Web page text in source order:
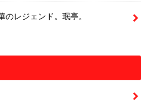
のレジェンド。珉亭。